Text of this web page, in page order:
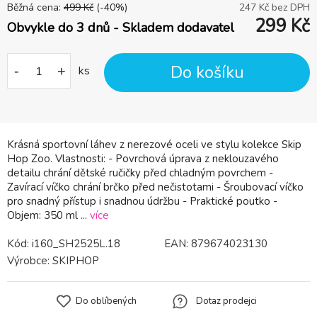
Krásná sportovní láhev z nerezové oceli ve stylu kolekce Skip
Hop Zoo. Vlastnosti: - Povrchová úprava z neklouzavého
detailu chrání dětské ručičky před chladným povrchem -
Zavírací víčko chrání brčko před nečistotami - Šroubovací víčko
pro snadný přístup i snadnou údržbu - Praktické poutko -
Objem: 350 ml ... více
Běžná cena: 499 Kč (-40%) 247 Kč bez DPH
Obvykle do 3 dnů - Skladem dodavatel 299 Kč
- + ks Do košíku
Kód: i160_SH2525L.18 EAN: 879674023130
Výrobce: SKIPHOP
Do oblíbených
Dotaz prodejci